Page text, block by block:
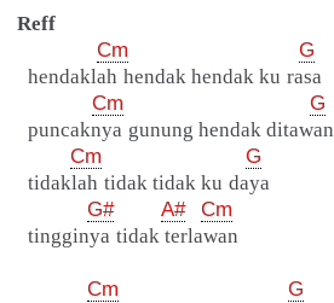
Reff
Cm
G
hendaklah hendak hendak ku rasa
Cm
G
puncaknya gunung hendak ditawan
Cm
G
tidaklah tidak tidak ku daya
G#
A#
Cm
tingginya tidak terlawan
Cm
G